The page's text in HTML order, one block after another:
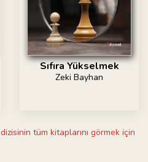
Sıfıra Yükselmek
Zeki Bayhan
dizisinin tüm kitaplarını görmek için